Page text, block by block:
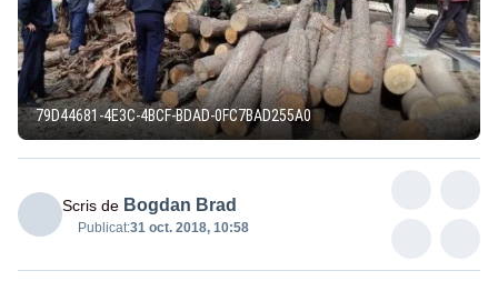
79D44681-4E3C-4BCF-BDAD-0FC7BAD255A0
Scris de Bogdan Brad
Publicat:31 oct. 2018, 10:58